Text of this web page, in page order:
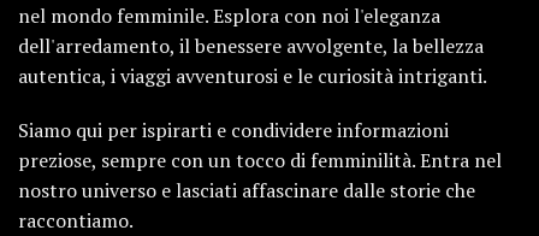
nel mondo femminile. Esplora con noi l'eleganza
dell'arredamento, il benessere avvolgente, la bellezza
autentica, i viaggi avventurosi e le curiosità intriganti.
Siamo qui per ispirarti e condividere informazioni
preziose, sempre con un tocco di femminilità. Entra nel
nostro universo e lasciati affascinare dalle storie che
raccontiamo.